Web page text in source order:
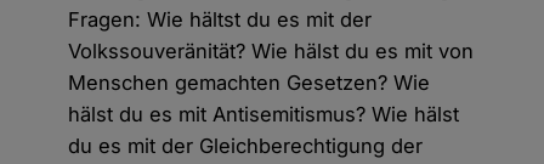
Fragen: Wie hältst du es mit der
Volkssouveränität? Wie hälst du es mit von
Menschen gemachten Gesetzen? Wie
hälst du es mit Antisemitismus? Wie hälst
du es mit der Gleichberechtigung der